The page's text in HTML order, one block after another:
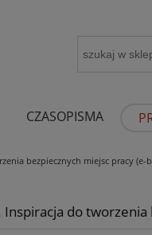
CZASOPISMA
bezpiecznych miejsc pracy (e-
do